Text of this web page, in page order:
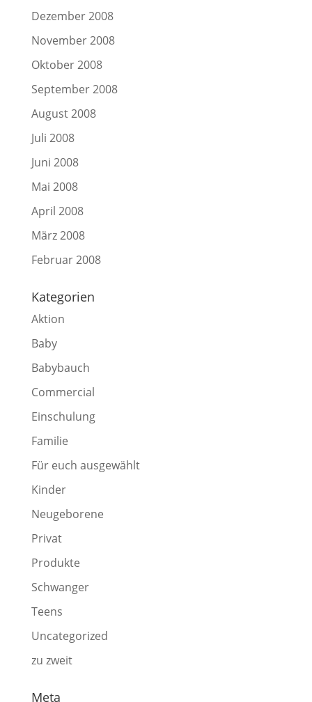
Dezember 2008
November 2008
Oktober 2008
September 2008
August 2008
Juli 2008
Juni 2008
Mai 2008
April 2008
März 2008
Februar 2008
Kategorien
Aktion
Baby
Babybauch
Commercial
Einschulung
Familie
Für euch ausgewählt
Kinder
Neugeborene
Privat
Produkte
Schwanger
Teens
Uncategorized
zu zweit
Meta